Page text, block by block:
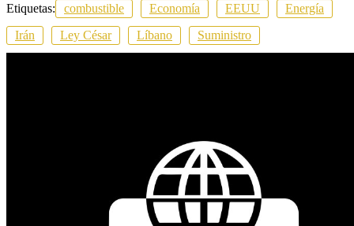
Etiquetas: combustible Economía EEUU
Energía
Irán
Ley César Líbano Suministro